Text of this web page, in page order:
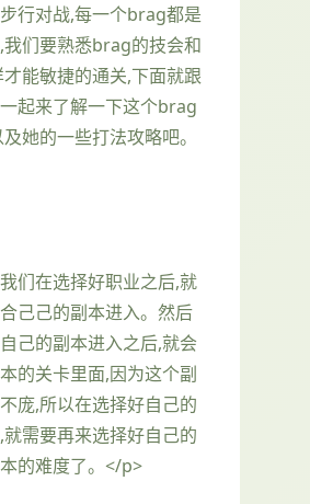
行对战,每一个brag都是
我们要熟悉brag的技会和
能敏捷的通关,下面就跟
起来了解一下这个brag
她的一些打法攻略吧。
们在选择好职业之后,就
己己的副本进入。然后
己的副本进入之后,就会
的关卡里面,因为这个副
庞,所以在选择好自己的
需要再来选择好自己的
的难度了。</p>